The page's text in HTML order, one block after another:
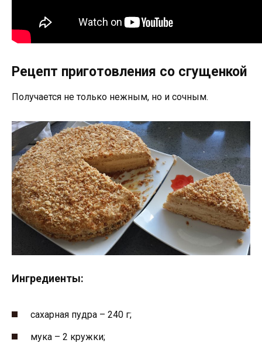
Рецепт приготовления со сгущенкой
Получается не только нежным, но и сочным.
Ингредиенты:
сахарная пудра – 240 г;
мука – 2 кружки;